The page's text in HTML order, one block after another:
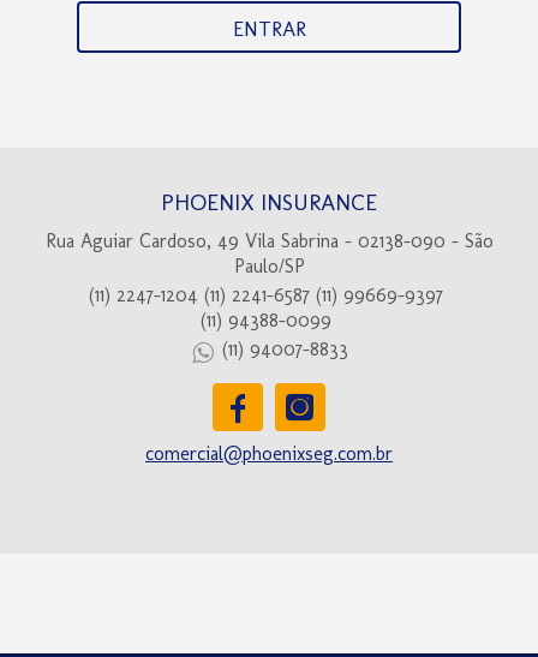
ENTRAR
PHOENIX INSURANCE
Rua Aguiar Cardoso, 49 Vila Sabrina - 02138-090 - São
Paulo/SP
(11) 2247-1204 (11) 2241-6587 (11) 99669-9397
(11) 94388-0099
(11) 94007-8833
comercial@phoenixseg.com.br